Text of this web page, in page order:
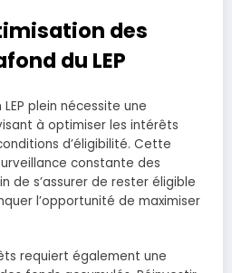
des
du LEP
plein nécessite une
à optimiser les intérêts
d’éligibilité. Cette
constante des
de s’assurer de rester éligible
l’opportunité de maximiser
requiert également une